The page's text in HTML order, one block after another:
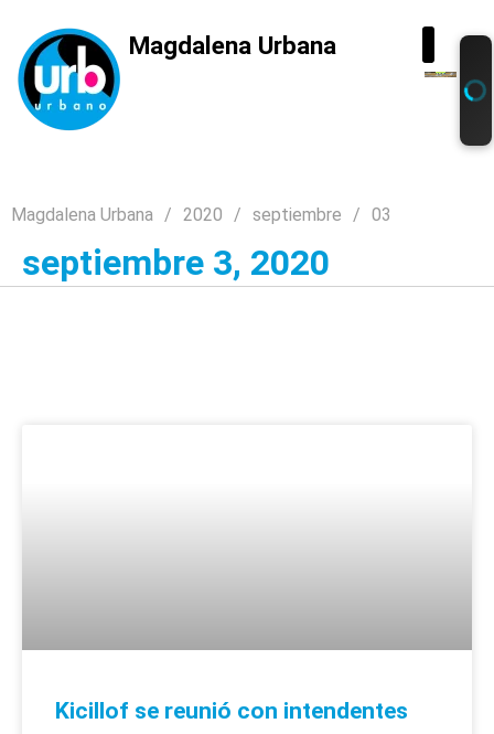
Magdalena Urbana
Magdalena Urbana 2020 septiembre 03
septiembre 3, 2020
Kicillof se reunió con intendentes